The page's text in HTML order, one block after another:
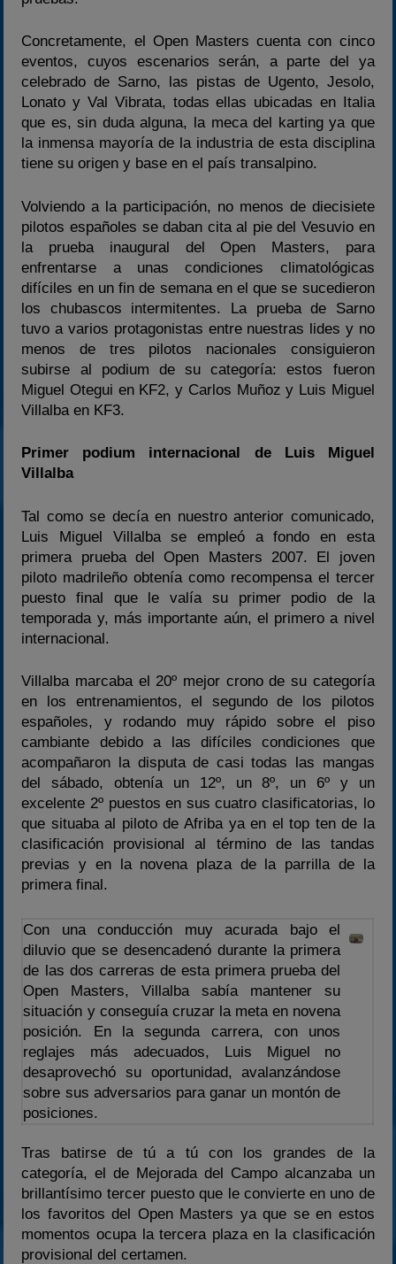
Concretamente, el Open Masters cuenta con cinco
eventos, cuyos escenarios serán, a parte del ya
celebrado de Sarno, las pistas de Ugento, Jesolo,
Lonato y Val Vibrata, todas ellas ubicadas en Italia
que es, sin duda alguna, la meca del karting ya que
la inmensa mayoría de la industria de esta disciplina
tiene su origen y base en el país transalpino.
Volviendo a la participación, no menos de diecisiete
pilotos españoles se daban cita al pie del Vesuvio en
la prueba inaugural del Open Masters, para
enfrentarse a unas condiciones climatológicas
difíciles en un fin de semana en el que se sucedieron
los chubascos intermitentes. La prueba de Sarno
tuvo a varios protagonistas entre nuestras lides y no
menos de tres pilotos nacionales consiguieron
subirse al podium de su categoría: estos fueron
Miguel Otegui en KF2, y Carlos Muñoz y Luis Miguel
Villalba en KF3.
Primer podium internacional de Luis Miguel
Villalba
Tal como se decía en nuestro anterior comunicado,
Luis Miguel Villalba se empleó a fondo en esta
primera prueba del Open Masters 2007. El joven
piloto madrileño obtenía como recompensa el tercer
puesto final que le valía su primer podio de la
temporada y, más importante aún, el primero a nivel
internacional.
Villalba marcaba el 20º mejor crono de su categoría
en los entrenamientos, el segundo de los pilotos
españoles, y rodando muy rápido sobre el piso
cambiante debido a las difíciles condiciones que
acompañaron la disputa de casi todas las mangas
del sábado, obtenía un 12º, un 8º, un 6º y un
excelente 2º puestos en sus cuatro clasificatorias, lo
que situaba al piloto de Afriba ya en el top ten de la
clasificación provisional al término de las tandas
previas y en la novena plaza de la parrilla de la
primera final.
Con una conducción muy acurada bajo el
diluvio que se desencadenó durante la primera
de las dos carreras de esta primera prueba del
Open Masters, Villalba sabía mantener su
situación y conseguía cruzar la meta en novena
posición. En la segunda carrera, con unos
reglajes más adecuados, Luis Miguel no
desaprovechó su oportunidad, avalanzándose
sobre sus adversarios para ganar un montón de
posiciones.
Tras batirse de tú a tú con los grandes de la
categoría, el de Mejorada del Campo alcanzaba un
brillantísimo tercer puesto que le convierte en uno de
los favoritos del Open Masters ya que se en estos
momentos ocupa la tercera plaza en la clasificación
provisional del certamen.